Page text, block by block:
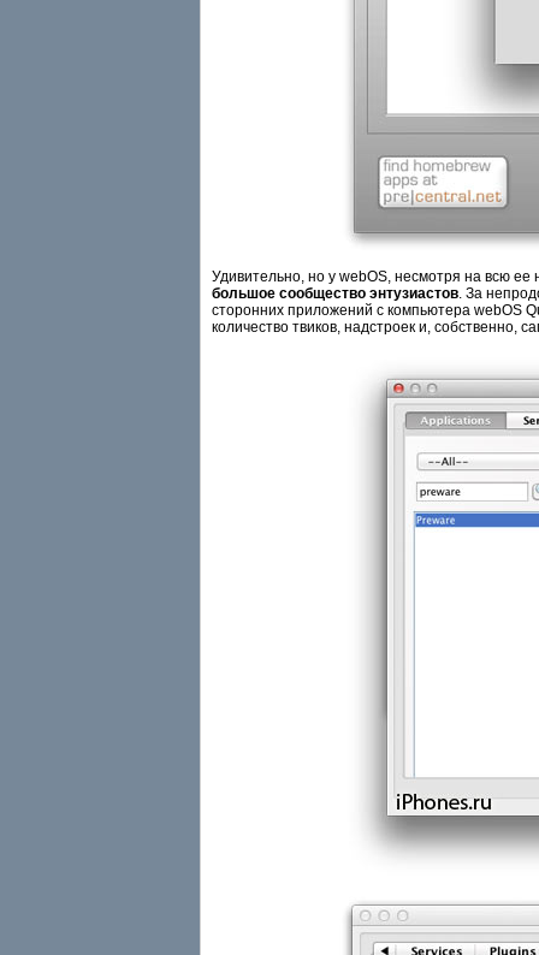
Удивительно, но у webOS, несмотря на всю
большое сообщество энтузиастов . За
сторонних приложений с компьютера webOS
количество твиков, надстроек и, собственно,